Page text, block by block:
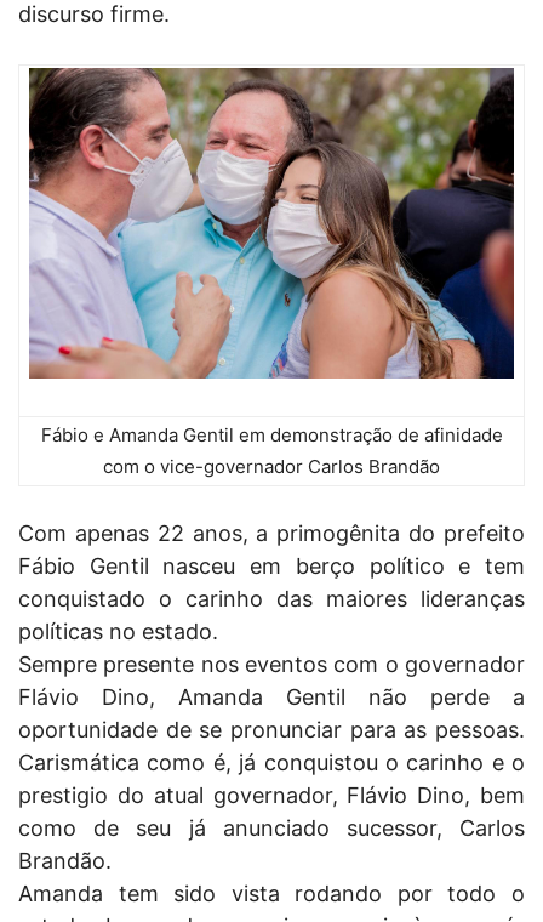
discurso firme.
Fábio e Amanda Gentil em demonstração de afinidade
com o vice-governador Carlos Brandão
Com apenas 22 anos, a primogênita do prefeito
Fábio Gentil nasceu em berço político e tem
conquistado o carinho das maiores lideranças
políticas no estado.
Sempre presente nos eventos com o governador
Flávio Dino, Amanda Gentil não perde a
oportunidade de se pronunciar para as pessoas.
Carismática como é, já conquistou o carinho e o
prestigio do atual governador, Flávio Dino, bem
como de seu já anunciado sucessor, Carlos
Brandão.
Amanda tem sido vista rodando por todo o